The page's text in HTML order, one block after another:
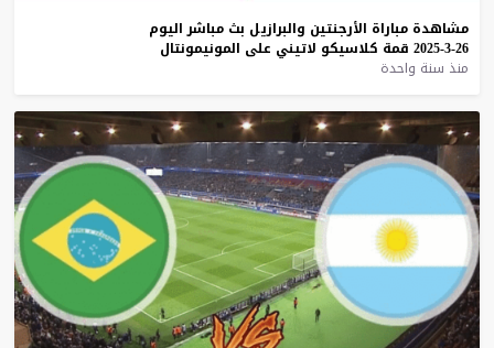
مشاهدة مباراة الأرجنتين والبرازيل بث مباشر اليوم
26-3-2025
قمة كلاسيكو لاتيني على المونيمونتال
منذ سنة واحدة